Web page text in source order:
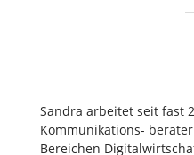
Sandra arbeitet seit fast
Kommunikations-
Bereichen